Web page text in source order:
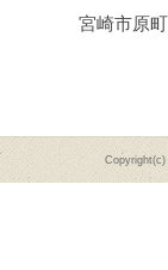
宮崎市原
Copyright(c)